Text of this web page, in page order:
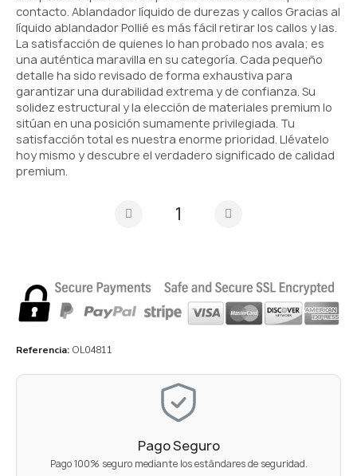
contacto. Ablandador líquido de durezas y callos Gracias al
líquido ablandador Pollié es más fácil retirar los callos y las.
La satisfacción de quienes lo han probado nos avala; es
una auténtica maravilla en su categoría. Cada pequeño
detalle ha sido revisado de forma exhaustiva para
garantizar una durabilidad extrema y de confianza. Su
solidez estructural y la elección de materiales premium lo
sitúan en una posición sumamente privilegiada. Tu
satisfacción total es nuestra enorme prioridad. Llévatelo
hoy mismo y descubre el verdadero significado de calidad
premium.
Referencia OL04811
Pago Seguro
Pago 100% seguro mediante los estándares de seguridad.